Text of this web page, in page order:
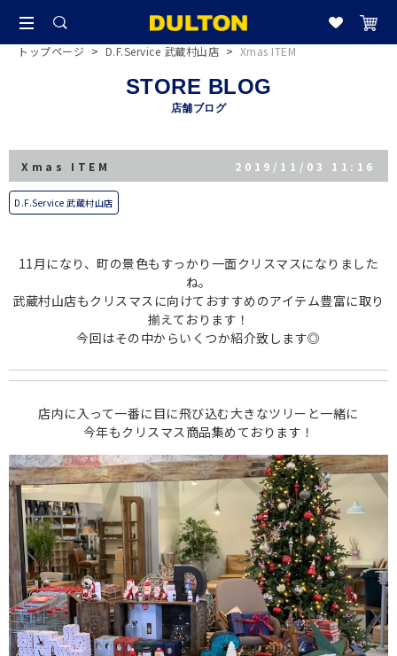
トップページ > D.F.Service 武蔵村山店 > Xmas ITEM
STORE BLOG
店舗ブログ
Xmas ITEM 2019/11/03 11:16
D.F.Service 武蔵村山店
11月になり、町の景色もすっかり一面クリスマスになりました
ね。
武蔵村山店もクリスマスに向けておすすめのアイテム豊富に取り
揃えております！
今回はその中からいくつか紹介致します◎
店内に入って一番に目に飛び込む大きなツリーと一緒に
今年もクリスマス商品集めております！